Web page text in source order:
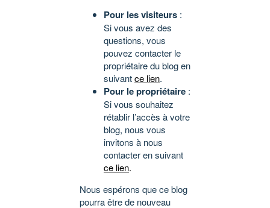
Pour les visiteurs :
Si vous avez des
questions, vous
pouvez contacter le
propriétaire du blog en
suivantce lien.
Pour le propriétaire :
Si vous souhaitez
rétablir l’accès à votre
blog, nous vous
invitons à nous
contacter en suivant
ce lien.
Nous espérons que ce blog
pourra être de nouveau